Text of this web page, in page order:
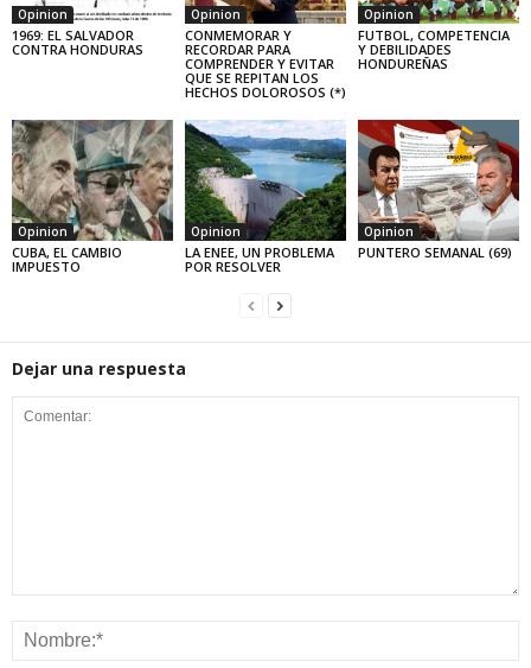
Opinion
1969: EL SALVADOR
CONTRA HONDURAS
Opinion
CONMEMORAR Y
RECORDAR PARA
COMPRENDER Y EVITAR
QUE SE REPITAN LOS
HECHOS DOLOROSOS (*)
Opinion
FUTBOL, COMPETENCIA
Y DEBILIDADES
HONDUREÑAS
Opinion
CUBA, EL CAMBIO
IMPUESTO
Opinion
LA ENEE, UN PROBLEMA
POR RESOLVER
Opinion
PUNTERO SEMANAL (69)
Dejar una respuesta